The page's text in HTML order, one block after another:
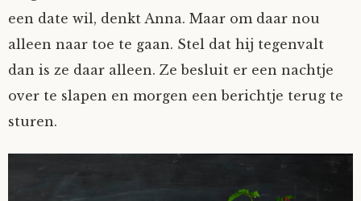
een date wil, denkt Anna. Maar om daar nou
alleen naar toe te gaan. Stel dat hij tegenvalt
dan is ze daar alleen. Ze besluit er een nachtje
over te slapen en morgen een berichtje terug te
sturen.